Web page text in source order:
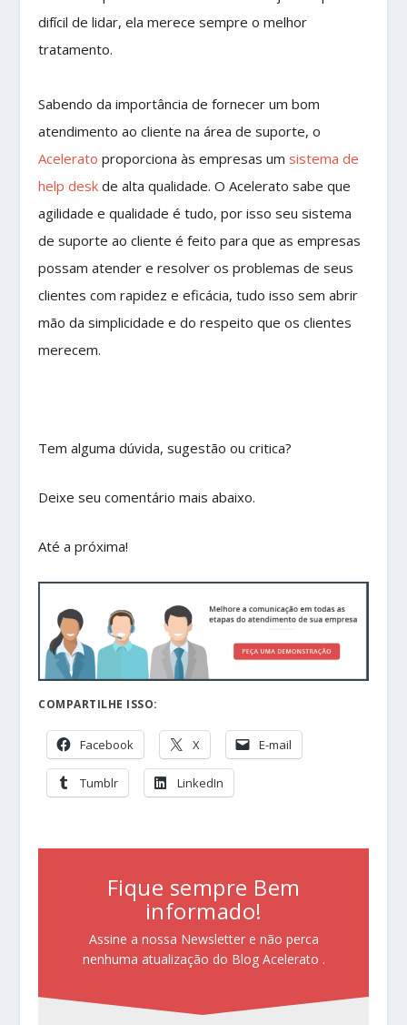
difícil de lidar, ela merece sempre o melhor
tratamento.
Sabendo da importância de fornecer um bom
atendimento ao cliente na área de suporte, o
Acelerato proporciona às empresas umsistema de
help desk de alta qualidade. O Acelerato sabe que
agilidade e qualidade é tudo, por isso seu sistema
de suporte ao cliente é feito para que as empresas
possam atender e resolver os problemas de seus
clientes com rapidez e eficácia, tudo isso sem abrir
mão da simplicidade e do respeito que os clientes
merecem.
Tem alguma dúvida, sugestão ou critica?
Deixe seu comentário mais abaixo.
Até a próxima!
COMPARTILHE ISSO:
Facebook X E-mail
Tumblr LinkedIn
Fique sempre Bem
informado!
Assine a nossa Newsletter e não perca
nenhuma atualização do Blog Acelerato .